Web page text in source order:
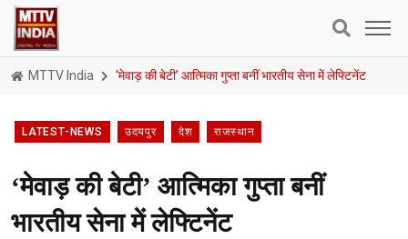
MTTV India ‘मेवाड़ की बेटी’ आत्मिका गुप्ता बनीं भारतीय सेना में लेफ्टिनेंट
LATEST-NEWS उदयपुर देश राजस्थान
‘मेवाड़ की बेटी’ आत्मिका गुप्ता बनीं
भारतीय सेना में लेफ्टिनेंट